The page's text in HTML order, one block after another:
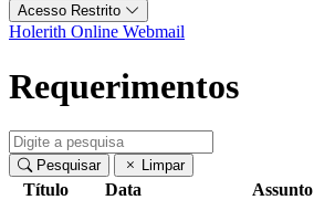
Acesso Restrito
Holerith Online Webmail
Requerimentos
Pesquisar Limpar
Título Data Assunto